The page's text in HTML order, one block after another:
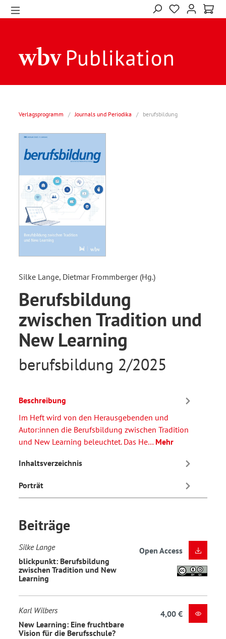
Verlagsprogramm / Journals und Periodika / berufsbildung
Silke Lange, Dietmar Frommberger (Hg.)
Berufsbildung
zwischen Tradition und
New Learning
berufsbildung 2/2025
Beschreibung
Im Heft wird von den Herausgebenden und
Autor:innen die Berufsbildung zwischen Tradition
und New Learning beleuchtet. Das He… Mehr
Inhaltsverzeichnis
Porträt
Beiträge
Silke Lange
blickpunkt: Berufsbildung
zwischen Tradition und New
Learning
Open Access
Karl Wilbers
New Learning: Eine fruchtbare
Vision für die Berufsschule?
4,00 €